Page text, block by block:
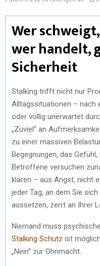
Wer
wer handelt,
Sicherheit
Stalking trifft nicht nur
Alltagssituationen – nach
oder völlig unerwartet
„Zuviel“ an
zu einer massiven
Begegnungen, das
Betroffene versuchen
klären – aus Angst, nicht
jeder Tag, an dem Sie
aussetzen, zerrt an Ihrer
Niemand muss
Stalking Schutz ist
„Nein“ zur Ohnmacht.